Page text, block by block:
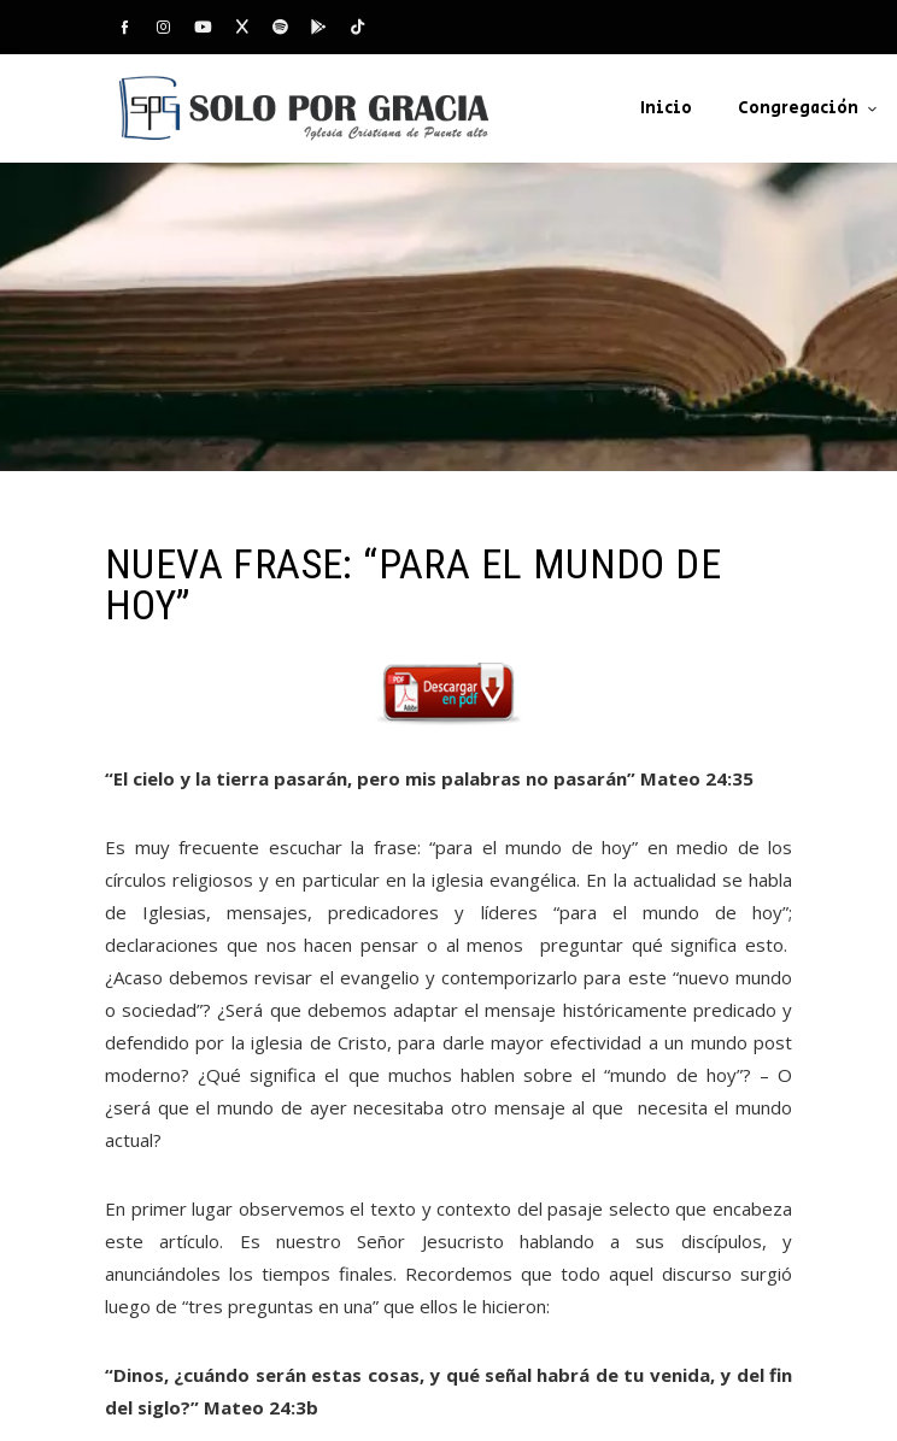
Inicio Congregación
NUEVA FRASE: “PARA EL MUNDO DE
HOY”
“El cielo y la tierra pasarán, pero mis palabras no pasarán” Mateo 24:35
Es muy frecuente escuchar la frase: “para el mundo de hoy” en medio de los
círculos religiosos y en particular en la iglesia evangélica. En la actualidad se habla
de Iglesias, mensajes, predicadores y líderes “para el mundo de hoy”;
declaraciones que nos hacen pensar o al menos preguntar qué significa esto.
¿Acaso debemos revisar el evangelio y contemporizarlo para este “nuevo mundo
o sociedad”? ¿Será que debemos adaptar el mensaje históricamente predicado y
defendido por la iglesia de Cristo, para darle mayor efectividad a un mundo post
moderno? ¿Qué significa el que muchos hablen sobre el “mundo de hoy”? – O
¿será que el mundo de ayer necesitaba otro mensaje al que necesita el mundo
actual?
En primer lugar observemos el texto y contexto del pasaje selecto que encabeza
este artículo. Es nuestro Señor Jesucristo hablando a sus discípulos, y
anunciándoles los tiempos finales. Recordemos que todo aquel discurso surgió
luego de “tres preguntas en una” que ellos le hicieron:
“Dinos, ¿cuándo serán estas cosas, y qué señal habrá de tu venida, y del fin
del siglo?” Mateo 24:3b